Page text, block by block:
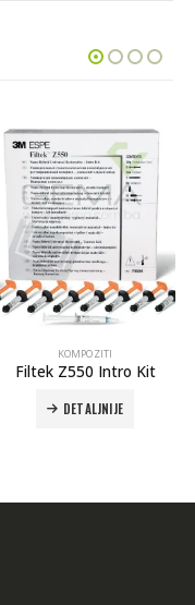
KOMPOZITI
Filtek Z550 Intro Kit
DETALJNIJE